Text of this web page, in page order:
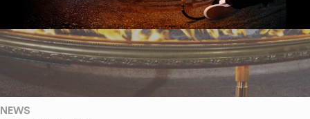
NEWS